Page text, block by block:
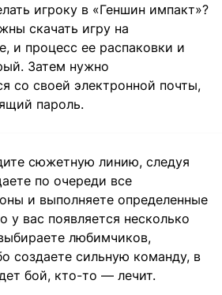
игроку в «Геншин импакт»?
скачать игру на
и процесс ее распаковки и
Затем нужно
со своей электронной почты,
пароль.
сюжетную линию, следуя
по очереди все
и выполняете определенные
у вас появляется несколько
любимчиков,
создаете сильную команду, в
бой, кто-то — лечит.